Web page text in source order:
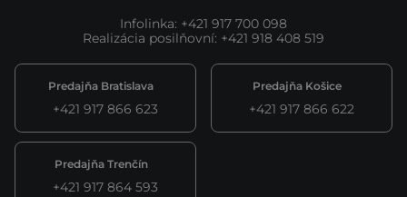
Infolinka: +421 917 700 098
Realizácia posilňovní: +421 918 408 519
Predajňa Bratislava
+421 917 866 623
Predajňa Košice
+421 917 866 622
Predajňa Trenčín
+421 917 864 593